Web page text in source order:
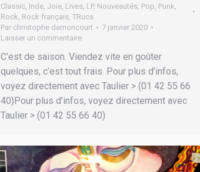
Classic Inde Joie Lives LP, Nouveautés Pop Punk
Rock Rock français TRucs
Par christophe dernoncourt
7 janvier 2020
Laisser un commentaire
C’est de saison. Viendez vite en goûter
quelques, c’est tout frais. Pour plus d’infos,
voyez directement avec Taulier > (01 42 55 66
40)Pour plus d’infos, voyez directement avec
Taulier > (01 42 55 66 40)